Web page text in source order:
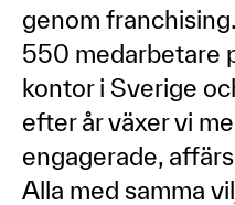
genom
550 medarbetare
kontor i Sverige
efter år växer vi
engagerade,
Alla med samma